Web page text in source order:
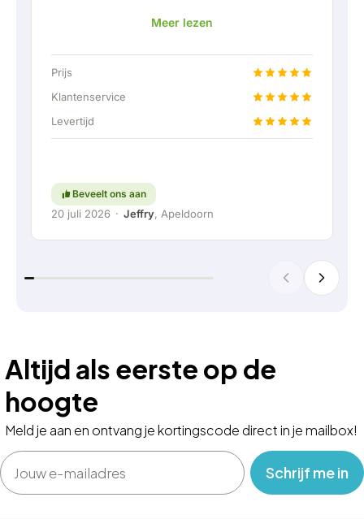
werd ik goed op de hoogte gehouden van
afspraak van levering werd er zelfs een gratis
een vaste aansluiting aangeboden om de thuis
accu doormiddel van een vaste verbinding aan
Kortom; een erg fijn bedrijf waar service en
Meer lezen
Prijs
Klantenservice
Levertijd
Beveelt ons aan
20 juli 2026 · Jeffry, Apeldoorn
Altijd als eerste op de
hoogte
Meld je aan en ontvang je kortingscode direct in je mailbox!
Email
‎ ‎ ‎ Schrijf me in‎ ‎ ‎ ‎